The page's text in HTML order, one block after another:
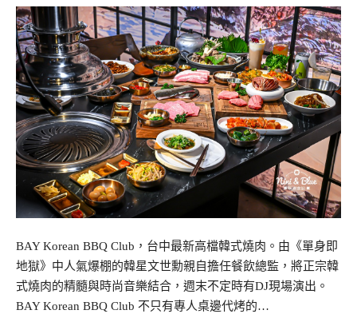
BAY Korean BBQ Club，台中最新高檔韓式燒肉。由《單身即
地獄》中人氣爆棚的韓星文世勳親自擔任餐飲總監，將正宗韓
式燒肉的精髓與時尚音樂結合，週末不定時有DJ現場演出。
BAY Korean BBQ Club 不只有專人桌邊代烤的…